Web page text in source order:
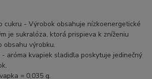
cukru - Výrobok obsahuje nízkoenergetické
je sukralóza, ktorá prispieva k zníženiu
obsahu výrobku.
aróma kvapiek sladidla poskytuje jedinečný
= 0,035 g.